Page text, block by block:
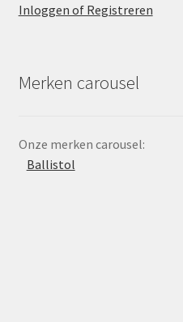
Inloggen of Registreren
Merken carousel
Onze merken carousel: